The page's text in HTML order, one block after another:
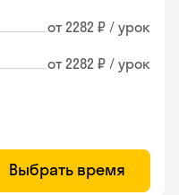
от 2282 ₽ / урок
от 2282 ₽ / урок
Выбрать время